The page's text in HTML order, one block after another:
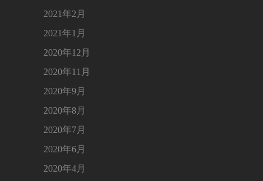
2021年2月
2021年1月
2020年12月
2020年11月
2020年9月
2020年8月
2020年7月
2020年6月
2020年4月